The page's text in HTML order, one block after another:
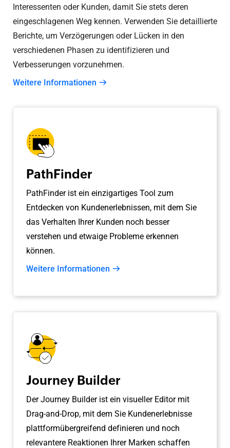
Interessenten oder Kunden, damit Sie stets deren
eingeschlagenen Weg kennen. Verwenden Sie detaillierte
Berichte, um Verzögerungen oder Lücken in den
verschiedenen Phasen zu identifizieren und
Verbesserungen vorzunehmen.
Weitere Informationen
PathFinder
PathFinder ist ein einzigartiges Tool zum
Entdecken von Kundenerlebnissen, mit dem Sie
das Verhalten Ihrer Kunden noch besser
verstehen und etwaige Probleme erkennen
können.
Weitere Informationen
Journey Builder
Der Journey Builder ist ein visueller Editor mit
Drag-and-Drop, mit dem Sie Kundenerlebnisse
plattformübergreifend definieren und noch
relevantere Reaktionen Ihrer Marken schaffen